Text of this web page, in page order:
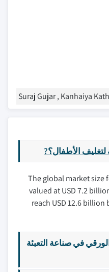
Suraj Gujar , Kanhaiya
الأطفال؟?
The global market size
valued at USD 7.2
reach USD 12.6 billion
في صناعة التعبئة